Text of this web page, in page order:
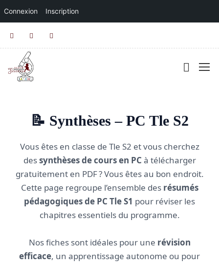
Connexion Inscription
📝 Synthèses – PC Tle S2
Vous êtes en classe de Tle S2 et vous cherchez
dessynthèses de cours en PC à télécharger
gratuitement en PDF ? Vous êtes au bon endroit.
Cette page regroupe l’ensemble des résumés
pédagogiques de PC Tle S1 pour réviser les
chapitres essentiels du programme.
Nos fiches sont idéales pour une révision
efficace, un apprentissage autonome ou pour